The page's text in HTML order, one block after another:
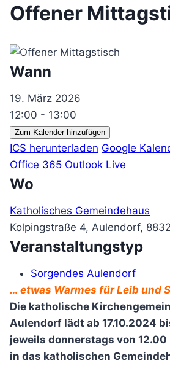
Offener
Wann
19. März 2026
12:00 - 13:00
Zum Kalender hinzufügen
ICS herunterladen Google
Office 365 Outlook Live
Wo
Katholisches Gemeindehaus
Kolpingstraße 4, Aulendorf,
Veranstaltungstyp
Sorgendes Aulendorf
… etwas Warmes für Leib und
Die katholische
Aulendorf lädt ab 17.10.2024
jeweils donnerstags von 12.00
in das katholischen